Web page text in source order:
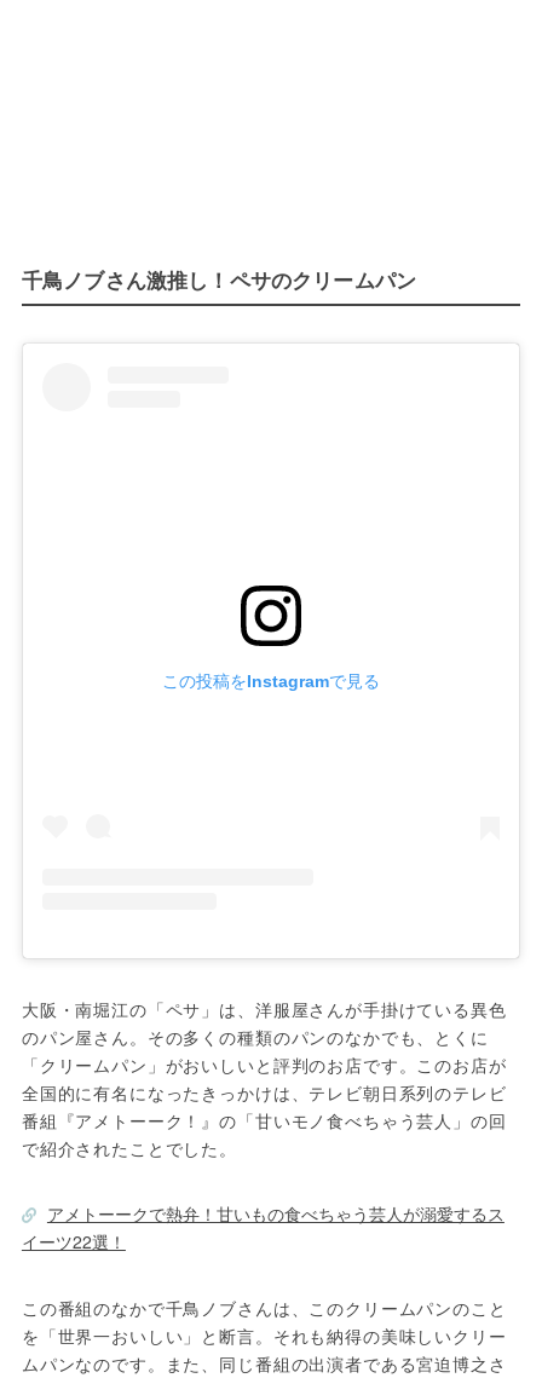
千鳥ノブさん激推し！ペサのクリームパン
この投稿をInstagramで見る
大阪・南堀江の「ペサ」は、洋服屋さんが手掛けている異色
のパン屋さん。その多くの種類のパンのなかでも、とくに
「クリームパン」がおいしいと評判のお店です。このお店が
全国的に有名になったきっかけは、テレビ朝日系列のテレビ
番組『アメトーーク！』の「甘いモノ食べちゃう芸人」の回
で紹介されたことでした。
アメトーークで熱弁！甘いもの食べちゃう芸人が溺愛するス
イーツ22選！
この番組のなかで千鳥ノブさんは、このクリームパンのこと
を「世界一おいしい」と断言。それも納得の美味しいクリー
ムパンなのです。また、同じ番組の出演者である宮迫博之さ